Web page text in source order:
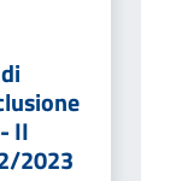
II
2023